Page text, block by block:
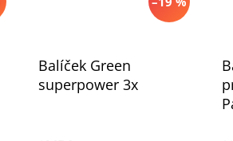
Balíček Green
superpower 3x